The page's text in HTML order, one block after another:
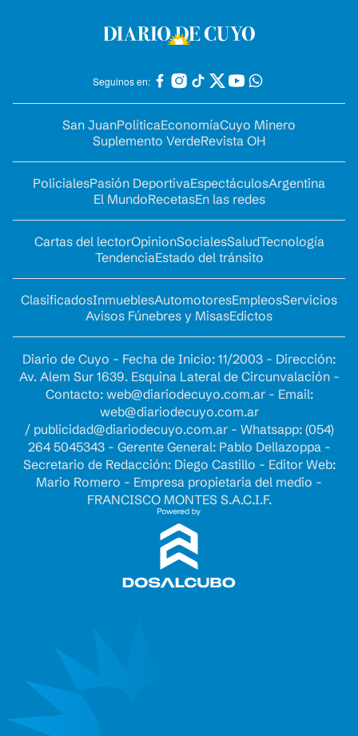
Seguinos en:
San JuanPolíticaEconomíaCuyo Minero
Suplemento VerdeRevista OH
PolicialesPasión DeportivaEspectáculosArgentina
El MundoRecetasEn las redes
Cartas del lectorOpinionSocialesSaludTecnología
TendenciaEstado del tránsito
ClasificadosInmueblesAutomotoresEmpleosServicios
Avisos Fúnebres y MisasEdictos
Diario de Cuyo - Fecha de Inicio: 11/2003 - Dirección:
Av. Alem Sur 1639. Esquina Lateral de Circunvalación -
Contacto: web@diariodecuyo.com.ar- Email:
web@diariodecuyo.com.ar
/ publicidad@diariodecuyo.com.ar- Whatsapp: (054)
264 5045343 - Gerente General: Pablo Dellazoppa -
Secretario de Redacción: Diego Castillo - Editor Web:
Mario Romero - Empresa propietaria del medio -
FRANCISCO MONTES S.A.C.I.F.